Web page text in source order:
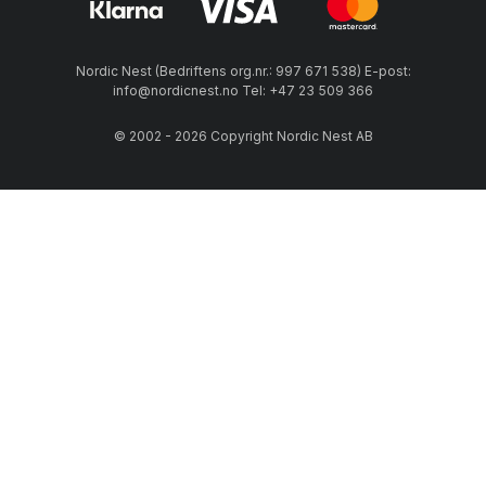
Nordic Nest (Bedriftens org.nr.: 997 671 538) E-post:
info@nordicnest.no Tel: +47 23 509 366
© 2002 - 2026 Copyright Nordic Nest AB